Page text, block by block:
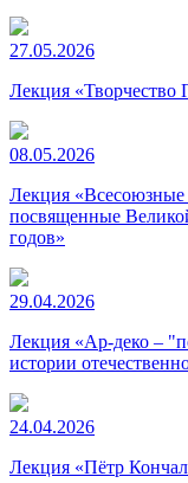
27.05.2026
Лекция «Творчество
08.05.2026
Лекция «Всесоюзные
посвященные
годов»
29.04.2026
Лекция «Ар-деко –
истории
24.04.2026
Лекция «Пётр